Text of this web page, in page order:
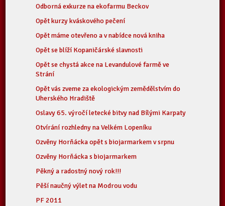
Odborná exkurze na ekofarmu Beckov
Opět kurzy kváskového pečení
Opět máme otevřeno a v nabídce nová kniha
Opět se blíží Kopaničárské slavnosti
Opět se chystá akce na Levandulové farmě ve
Strání
Opět vás zveme za ekologickým zemědělstvím do
Uherského Hradiště
Oslavy 65. výročí letecké bitvy nad Bílými Karpaty
Otvírání rozhledny na Velkém Lopeníku
Ozvěny Horňácka opět s biojarmarkem v srpnu
Ozvěny Horňácka s biojarmarkem
Pěkný a radostný nový rok!!!
Pěší naučný výlet na Modrou vodu
PF 2011